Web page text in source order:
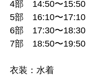
4部 14:50〜15:50
5部 16:10〜17:10
6部 17:30〜18:30
7部 18:50〜19:50
衣装：水着